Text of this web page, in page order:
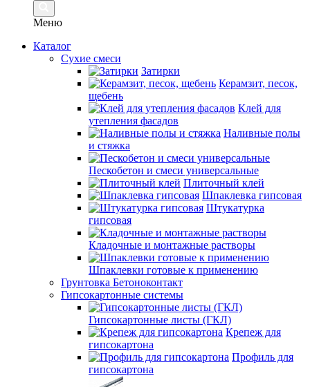
Меню
Каталог
Сухие смеси
Затирки
Керамзит, песок,
щебень
Клей для
утепления фасадов
Наливные полы
и стяжка
Пескобетон и смеси универсальные
Плиточный клей
Шпаклевка гипсовая
Штукатурка
гипсовая
Кладочные и монтажные растворы
Шпаклевки готовые к применению
Грунтовка Бетоноконтакт
Гипсокартонные системы
Гипсокартонные листы (ГКЛ)
Крепеж для
гипсокартона
Профиль для
гипсокартона